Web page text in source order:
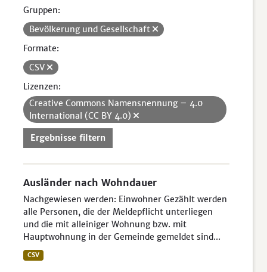
Gruppen:
Bevölkerung und Gesellschaft
Formate:
CSV
Lizenzen:
Creative Commons Namensnennung – 4.0
International (CC BY 4.0)
Ergebnisse filtern
Ausländer nach Wohndauer
Nachgewiesen werden: Einwohner Gezählt werden
alle Personen, die der Meldepflicht unterliegen
und die mit alleiniger Wohnung bzw. mit
Hauptwohnung in der Gemeinde gemeldet sind...
CSV